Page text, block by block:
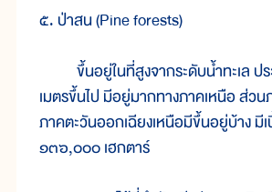
๕. ป่าสน (Pine forests)
ขึ้นอยู่ในที่สูงจากระดับน้ำทะเล ป
เมตรขึ้นไป มีอยู่มากทางภาคเหนือ ส่วน
ภาคตะวันออกเฉียงเหนือมีขึ้นอยู่บ้าง มี
๑๓๖,๐๐๐ เฮกตาร์